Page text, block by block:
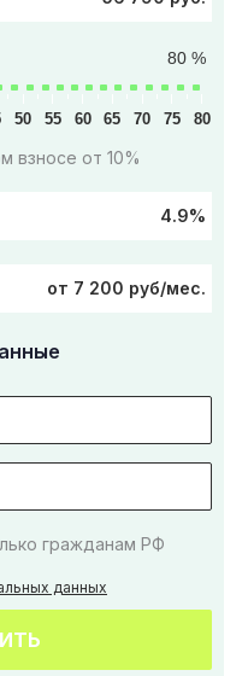
80 %
50 55 60 65 70 75 80
взносе от 10%
4.9%
от 7 200 руб/мес.
гражданам РФ
данных